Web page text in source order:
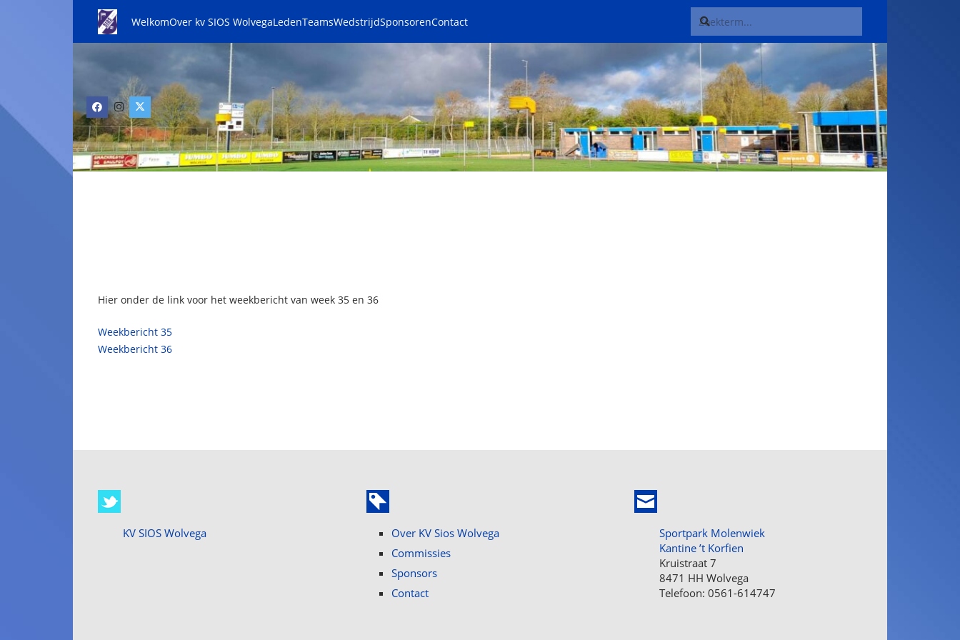
WelkomOver kv SIOS WolvegaLedenTeamsWedstrijdSponsorenContact
Hier onder de link voor het weekbericht van week 35 en 36
Weekbericht 35
Weekbericht 36
KV SIOS Wolvega
Over KV Sios Wolvega
Commissies
Sponsors
Contact
Sportpark Molenwiek
Kantine ’t Korfien
Kruistraat 7
8471 HH Wolvega
Telefoon: 0561-614747